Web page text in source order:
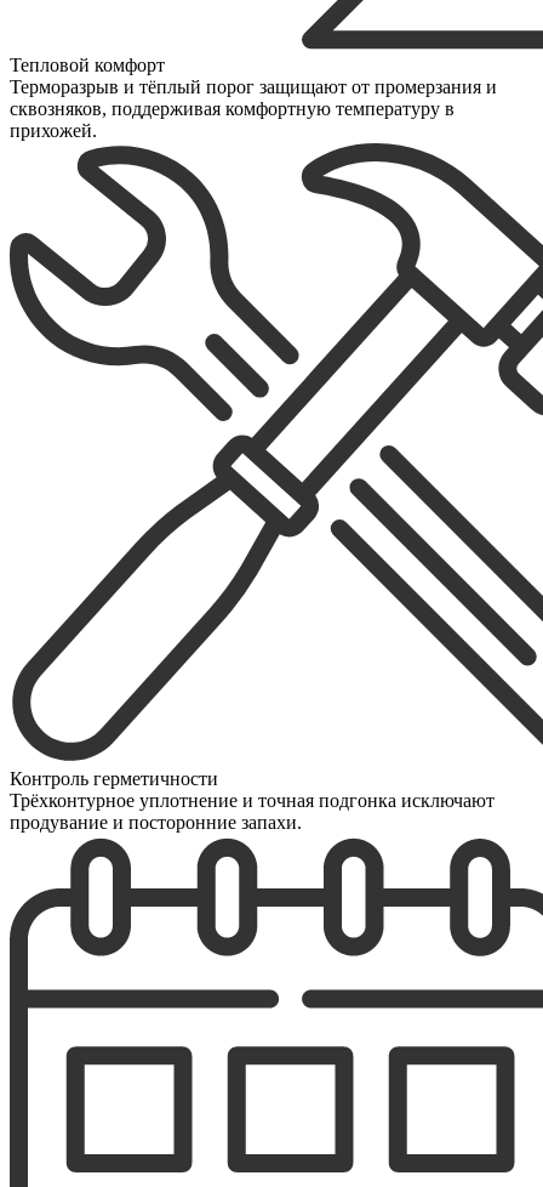
Тепловой комфорт
Терморазрыв и тёплый порог защищают от промерзания и
сквозняков, поддерживая комфортную температуру в
прихожей.
Контроль герметичности
Трёхконтурное уплотнение и точная подгонка исключают
продувание и посторонние запахи.